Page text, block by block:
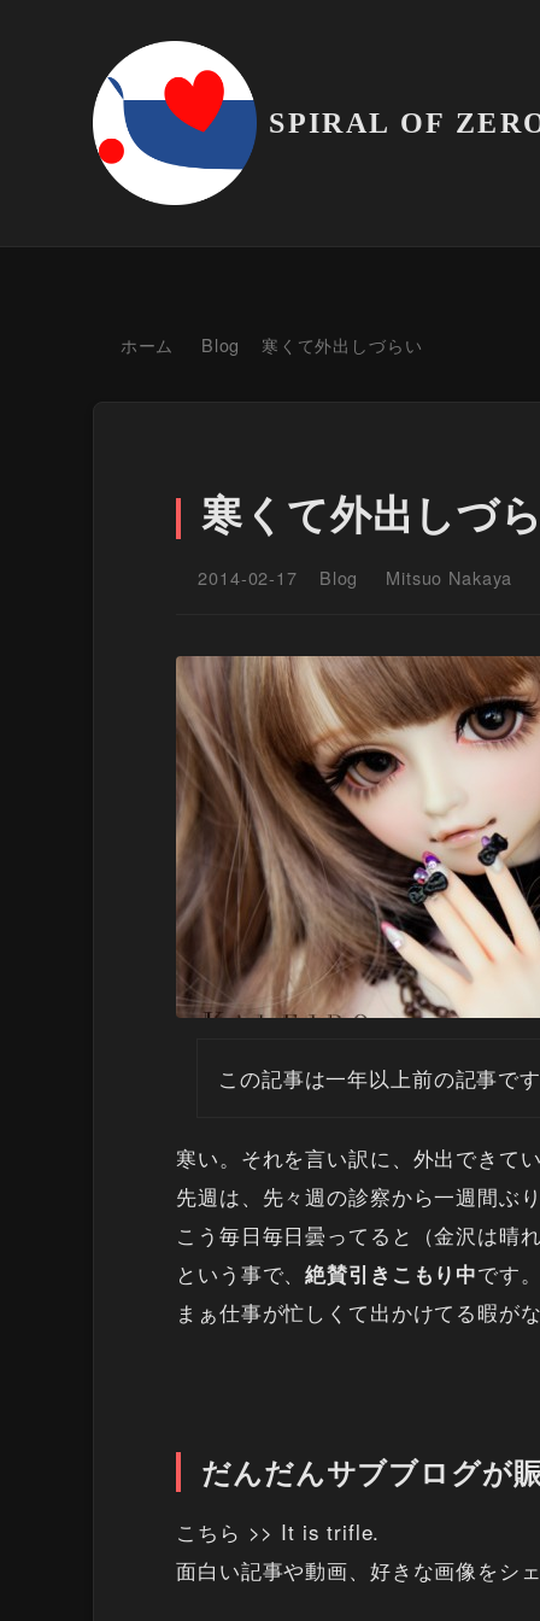
SPIRAL OF
ホーム Blog 寒くて外出しづらい
寒くて外出しづ
2014-02-17 Blog Mitsuo Nakaya
この記事は一年以上前の記事で
寒い。それを言い訳に、外出できて
先週は、先々週の診察から一週間ぶ
こう毎日毎日曇ってると（金沢は晴
という事で、絶賛引きこもり中です
まぁ仕事が忙しくて出かけてる暇が
だんだんサブブログが
こちら >> It is trifle.
面白い記事や動画、好きな画像をシ